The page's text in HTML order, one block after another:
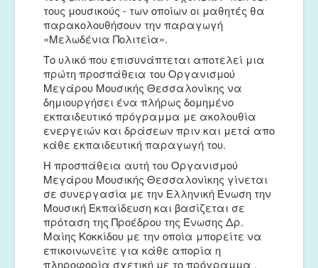
τους μουσικούς - των οποίων οι μαθητές θα
παρακολουθήσουν την παραγωγή
«Μελωδένια Πολιτεία».
Το υλικό που επισυνάπτεται αποτελεί μια
πρώτη προσπάθεια του Οργανισμού
Μεγάρου Μουσικής Θεσσαλονίκης να
δημιουργήσει ένα πλήρως δομημένο
εκπαιδευτικό πρόγραμμα με ακολουθία
ενεργειών και δράσεων πριν και μετά απο
κάθε εκπαιδευτική παραγωγή του.
Η προσπάθεια αυτή του Οργανισμού
Μεγάρου Μουσικής Θεσσαλονίκης γίνεται
σε συνεργασία με την Ελληνική Ένωση την
Μουσική Εκπαίδευση και βασίζεται σε
πρόταση της Προέδρου της Ένωσης Δρ.
Μαίης Κοκκίδου με την οποία μπορείτε να
επικοινωνείτε για κάθε απορία η
πληροφορία σχετική με το πρόγραμμα .